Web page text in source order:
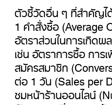
ตัวชี้วัดอื่น ๆ ที่สำคัญไ
1 คำสั่งซื้อ (Average
อัตราส่วนในการเกิด
เช่น อัตราการซื้อ การ
สมัครสมาชิก
ต่อ 1 วัน (Sales per
ชมหน้าร้านออนไลน์